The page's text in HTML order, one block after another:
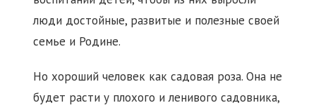
люди достойные, развитые и полезные своей
семье и Родине.
Но хороший человек как садовая роза. Она не
будет расти у плохого и ленивого садовника,